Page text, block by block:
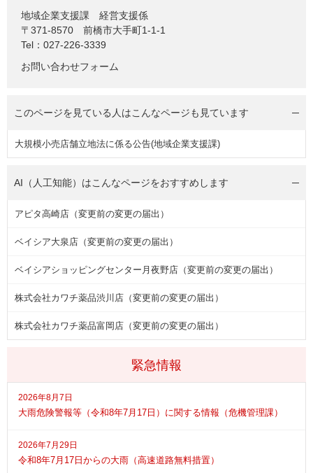
地域企業支援課
経営支援係
〒371-8570
前橋市大手町1-1-1
Tel：027-226-3339
お問い合わせフォーム
緊急情報
2026年8月7日
大雨危険警報等（令和8年7月17日）に関する情報（危機管理課）
2026年7月29日
令和8年7月17日からの大雨（高速道路無料措置）
このページを見ている人はこんなページも見ています
大規模小売店舗立地法に係る公告(地域企業支援課)
AI（人工知能）はこんなページをおすすめします
アピタ高崎店（変更前の変更の届出）
ベイシア大泉店（変更前の変更の届出）
ベイシアショッピングセンター月夜野店（変更前の変更の届出）
株式会社カワチ薬品渋川店（変更前の変更の届出）
株式会社カワチ薬品富岡店（変更前の変更の届出）